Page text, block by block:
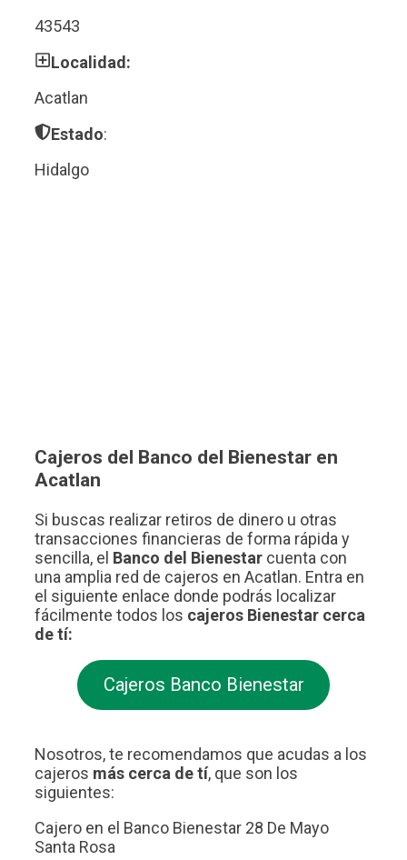
43543
Localidad:
Acatlan
Estado:
Hidalgo
Cajeros del Banco del Bienestar en
Acatlan
Si buscas realizar retiros de dinero u otras
transacciones financieras de forma rápida y
sencilla, el Banco del Bienestar cuenta con
una amplia red de cajeros en Acatlan. Entra en
el siguiente enlace donde podrás localizar
fácilmente todos los cajeros Bienestar cerca
de tí:
Cajeros Banco Bienestar
Nosotros, te recomendamos que acudas a los
cajeros más cerca de tí, que son los
siguientes:
Cajero en el Banco Bienestar 28 De Mayo
Santa Rosa